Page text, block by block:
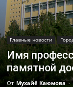
Главные новости
Имя
памятной
От Мухайё Каюмова -